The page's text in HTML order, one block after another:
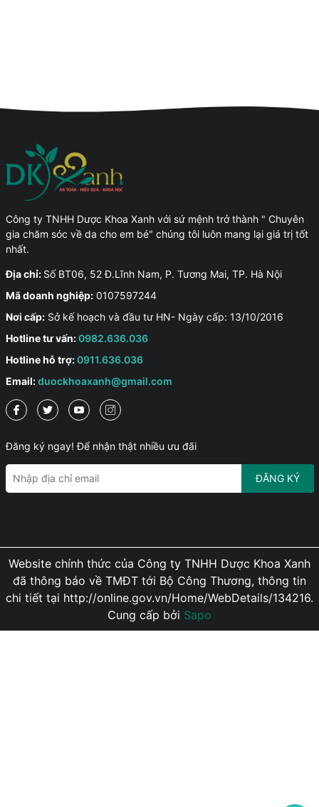
Công ty TNHH Dược Khoa Xanh với sứ mệnh trở thành " Chuyên
gia chăm sóc về da cho em bé" chúng tôi luôn mang lại giá trị tốt
nhất.
Địa chỉ: Số BT06, 52 Đ.Lĩnh Nam, P. Tương Mai, TP. Hà Nội
Mã doanh nghiệp:0107597244
Nơi cấp:Sở kế hoạch và đầu tư HN- Ngày cấp: 13/10/2016
Hotline tư vấn:0982.636.036
Hotline hỗ trợ:0911.636.036
Email:duockhoaxanh@gmail.com
Đăng ký ngay! Để nhận thật nhiều ưu đãi
ĐĂNG KÝ
Website chính thức của Công ty TNHH Dược Khoa Xanh
đã thông báo về TMĐT tới Bộ Công Thương, thông tin
chi tiết tại http://online.gov.vn/Home/WebDetails/134216.
Cung cấp bởi Sapo